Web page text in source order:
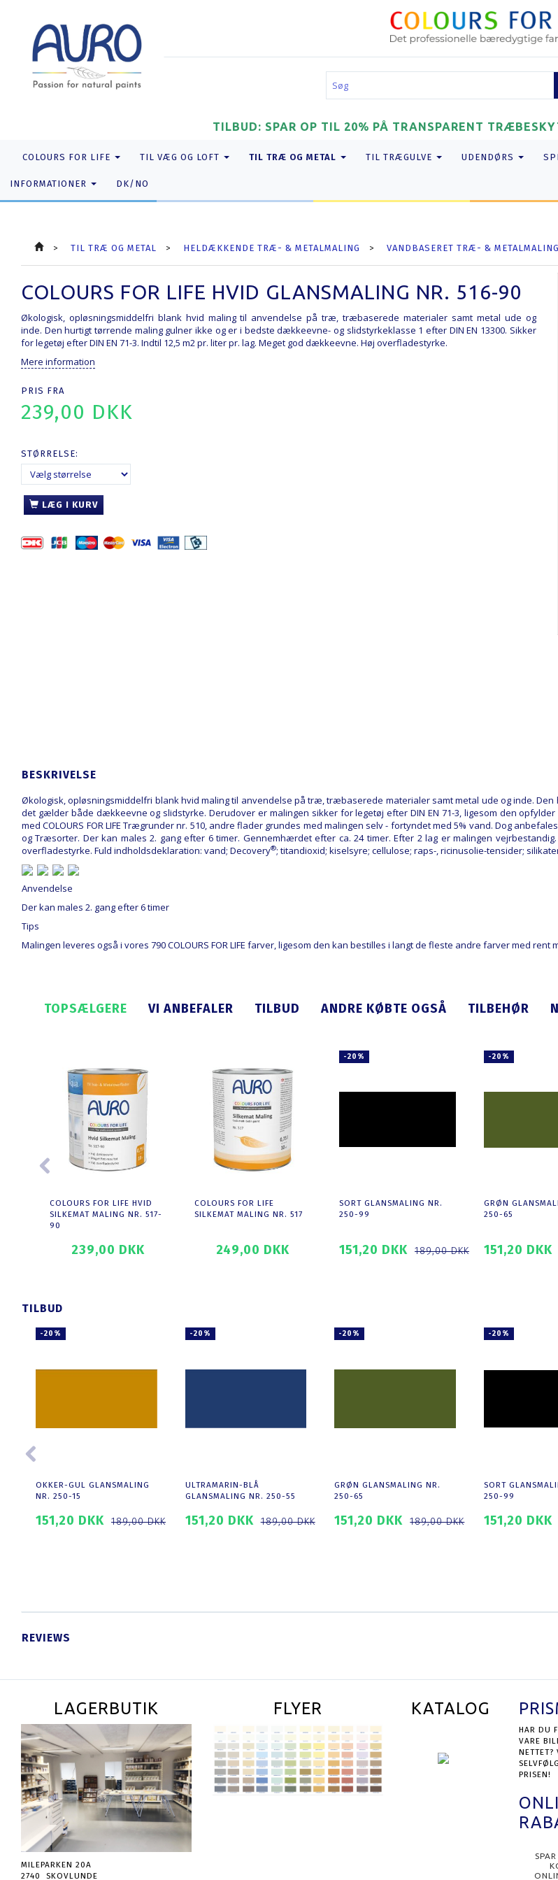
TILBUD: SPAR OP TIL 20% PÅ TRANSPARENT
COLOURS FOR LIFE TIL VÆG OG LOFT TIL TRÆ OG METAL TIL TRÆGULVE UDENDØRS
INFORMATIONER DK/NO
TIL TRÆ OG METAL HELDÆKKENDE TRÆ- & METALMALING VANDBASERET TRÆ- & METALMALING
COLOURS FOR LIFE HVID GLANSMALING NR. 516-90
Økologisk, opløsningsmiddelfri blank hvid maling til anvendelse på træ, træbaserede materialer samt metal ude og
inde. Den hurtigt tørrende maling gulner ikke og er i bedste dækkeevne- og slidstyrkeklasse 1 efter DIN EN 13300. Sikker
for legetøj efter DIN EN 71-3. Indtil 12,5 m2 pr. liter pr. lag. Meget god dækkeevne. Høj overfladestyrke.
Mere information
PRIS FRA
239,00 DKK
STØRRELSE:
LÆG I KURV
BESKRIVELSE
Økologisk, opløsningsmiddelfri blank hvid maling til anvendelse på træ, træbaserede materialer samt metal ude og inde. Den
det gælder både dækkeevne og slidstyrke. Derudover er malingen sikker for legetøj efter DIN EN 71-3, ligesom den
med COLOURS FOR LIFE Trægrunder nr. 510, andre flader grundes med malingen selv - fortyndet med 5% vand. Dog
og Træsorter. Der kan males 2. gang efter 6 timer. Gennemhærdet efter ca. 24 timer. Efter 2 lag er malingen
overfladestyrke. Fuld indholdsdeklaration: vand; Decovery®; titandioxid; kiselsyre; cellulose; raps-, ricinusolie-tensider;
Anvendelse
Der kan males 2. gang efter 6 timer
Tips
Malingen leveres også i vores 790 COLOURS FOR LIFE farver, ligesom den kan bestilles i langt de fleste andre farver med rent
TOPSÆLGERE VI ANBEFALER TILBUD ANDRE KØBTE OGSÅ TILBEHØR
COLOURS FOR LIFE HVID
SILKEMAT MALING NR. 517-
90
239,00 DKK
COLOURS FOR LIFE
SILKEMAT MALING NR. 517
249,00 DKK
-20%
SORT GLANSMALING NR.
250-99
151,20 DKK 189,00 DKK
-20%
GRØN
250-65
151,20 DKK
TILBUD
-20%
OKKER-GUL GLANSMALING
NR. 250-15
151,20 DKK 189,00 DKK
-20%
ULTRAMARIN-BLÅ
GLANSMALING NR. 250-55
151,20 DKK 189,00 DKK
-20%
GRØN GLANSMALING NR.
250-65
151,20 DKK 189,00 DKK
-20%
SORT
250-99
151,20 DKK
REVIEWS
LAGERBUTIK
MILEPARKEN 20A
2740 SKOVLUNDE
FLYER KATALOG
HAR DU
VARE
NETTET?
PRISEN!